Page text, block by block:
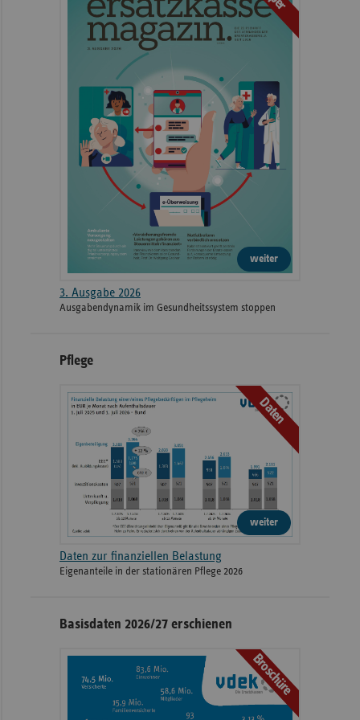
weiter
3. Ausgabe 2026
Ausgabendynamik im Gesundheitssystem stoppen
Pflege
Daten
weiter
Daten zur finanziellen Belastung
Eigenanteile in der stationären Pflege 2026
Basisdaten 2026/27 erschienen
Broschüre